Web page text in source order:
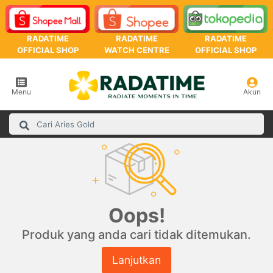
RADATIME
OFFICIAL SHOP
RADATIME
WATCH CENTRE
RADATIME
OFFICIAL SHOP
Menu Akun
Oops!
Produk yang anda cari tidak ditemukan.
Lanjutkan